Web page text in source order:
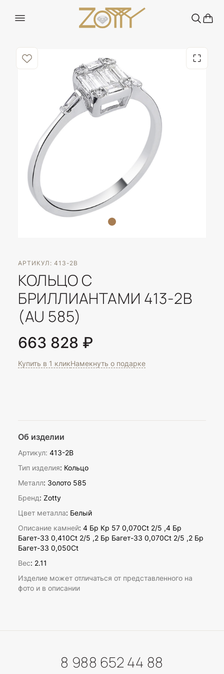
АРТИКУЛ: 413-2B
КОЛЬЦО С
БРИЛЛИАНТАМИ 413-2B
(AU 585)
663 828 ₽
Купить в 1 кликНамекнуть о подарке
Об изделии
Артикул: 413-2B
Тип изделия: Кольцо
Металл: Золото 585
Бренд: Zotty
Цвет металла: Белый
Описание камней: 4 Бр Кр 57 0,070Ct 2/5 ,4 Бр
Багет-33 0,410Ct 2/5 ,2 Бр Багет-33 0,070Ct 2/5 ,2 Бр
Багет-33 0,050Ct
Вес: 2.11
Изделие может отличаться от представленного на
фото и в описании
8 988 652 44 88